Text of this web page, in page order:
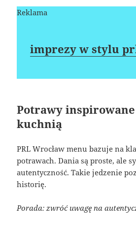
Reklama
imprezy w stylu
Potrawy
kuchnią
PRL Wrocław menu bazuje na
potrawach. Dania są proste, ale
autentyczność. Takie jedzenie
historię.
Porada: zwróć uwagę na